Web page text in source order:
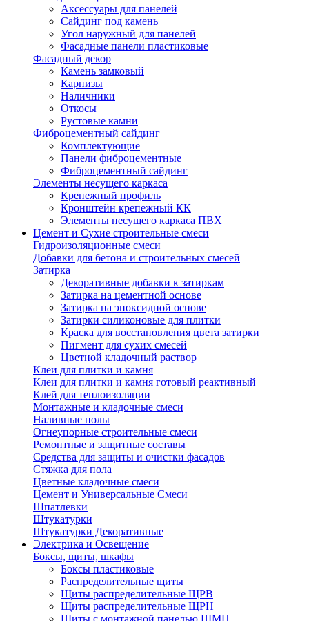
Аксессуары для панелей
Сайдинг под камень
Угол наружный для панелей
Фасадные панели пластиковые
Фасадный декор
Камень замковый
Карнизы
Наличники
Откосы
Рустовые камни
Фиброцементный сайдинг
Комплектующие
Панели фиброцементные
Фиброцементный сайдинг
Элементы несущего каркаса
Крепежный профиль
Кронштейн крепежный КК
Элементы несущего каркаса ПВХ
Цемент и Сухие строительные смеси
Гидроизоляционные смеси
Добавки для бетона и строительных смесей
Затирка
Декоративные добавки к затиркам
Затирка на цементной основе
Затирка на эпоксидной основе
Затирки силиконовые для плитки
Краска для восстановления цвета затирки
Пигмент для сухих смесей
Цветной кладочный раствор
Клеи для плитки и камня
Клеи для плитки и камня готовый реактивный
Клей для теплоизоляции
Монтажные и кладочные смеси
Наливные полы
Огнеупорные строительные смеси
Ремонтные и защитные составы
Средства для защиты и очистки фасадов
Стяжка для пола
Цветные кладочные смеси
Цемент и Универсальные Смеси
Шпатлевки
Штукатурки
Штукатурки Декоративные
Электрика и Освещение
Боксы, щиты, шкафы
Боксы пластиковые
Распределительные щиты
Щиты распределительные ЩРВ
Щиты распределительные ЩРН
Щиты с монтажной панелью ЩМП